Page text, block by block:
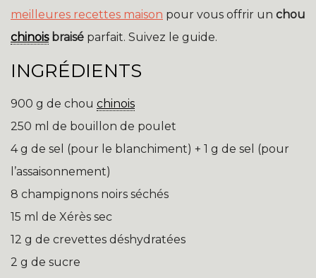
meilleures recettes maison pour vous offrir un chou
chinoisbraisé parfait. Suivez le guide.
INGRÉDIENTS
900 g de chou chinois
250 ml de bouillon de poulet
4 g de sel (pour le blanchiment) + 1 g de sel (pour
l’assaisonnement)
8 champignons noirs séchés
15 ml de Xérès sec
12 g de crevettes déshydratées
2 g de sucre